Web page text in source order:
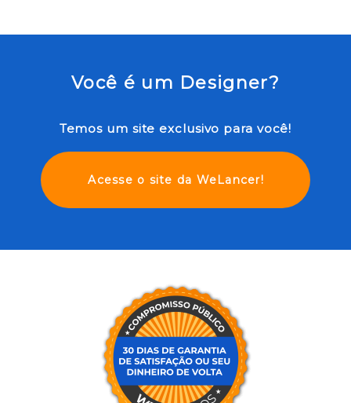
Você é um Designer?
Temos um site exclusivo para você!
Acesse o site da WeLancer!